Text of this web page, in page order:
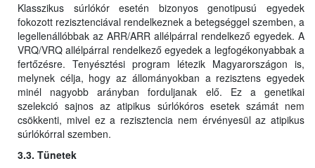
Klasszikus súrlókór esetén bizonyos genotipusú egyedek
fokozott rezisztenciával rendelkeznek a betegséggel szemben, a
legellenállóbbak az ARR/ARR allélpárral rendelkező egyedek. A
VRQ/VRQ allélpárral rendelkező egyedek a legfogékonyabbak a
fertőzésre. Tenyésztési program létezik Magyarországon is,
melynek célja, hogy az állományokban a rezisztens egyedek
minél nagyobb arányban forduljanak elő. Ez a genetikai
szelekció sajnos az atipikus súrlókóros esetek számát nem
csökkenti, mivel ez a rezisztencia nem érvényesül az atipikus
súrlókórral szemben.
3.3. Tünetek